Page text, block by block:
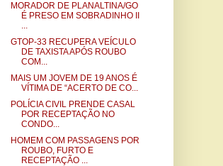
MORADOR DE PLANALTINA/GO
É PRESO EM SOBRADINHO II
...
GTOP-33 RECUPERA VEÍCULO
DE TAXISTA APÓS ROUBO
COM...
MAIS UM JOVEM DE 19 ANOS É
VÍTIMA DE “ACERTO DE CO...
POLÍCIA CIVIL PRENDE CASAL
POR RECEPTAÇÃO NO
CONDO...
HOMEM COM PASSAGENS POR
ROUBO, FURTO E
RECEPTAÇÃO ...